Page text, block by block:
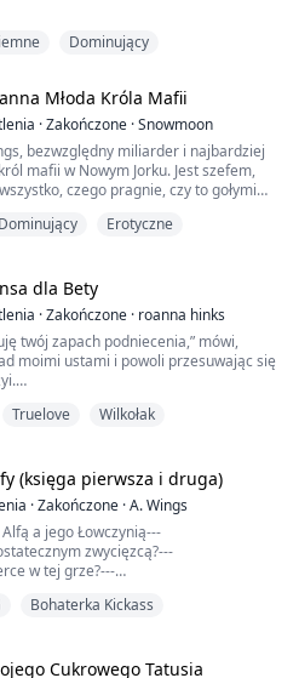
to w inny sposób.”
ubranie i rzucił podarte kawałki na
w panikę, gdy zrozumiała, co
na myśli.
jeszcze raz... ustami. Myślę, że
odbi...
Dominujący
Młoda Króla Mafii
·Zakończone ·Snowmoon
bezwzględny miliarder i najbardziej
mafii w Nowym Jorku. Jest szefem,
czego pragnie, czy to gołymi
Alberta Laurensa, jednego z
swoją najmłodszą, nie zważają...
Dominujący Erotyczne
dla Bety
·Zakończone · roanna hinks
twój zapach podniecenia,” mówi,
moimi ustami i powoli przesuwając się
mówię, ale wychodzi to jako jęk.
chcesz, Hayley,” mówi.
ręce na moją talię, jego zapach mnie
że drżę.
robi na moich biodrach...
Truelove Wilkołak
(księga pierwsza i druga)
·Zakończone ·A. Wings
a jego Łowczynią---
zwycięzcą?---
w tej grze?---
mi nie powiedziałaś, dlaczego masz te
ale mogłam wybrać swój,”
Bohaterka Kickass
Cukrowego Tatusia